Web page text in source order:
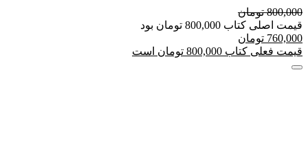
800,000 تومان
قیمت اصلی کتاب 800,000 تومان بود
760,000 تومان
قیمت فعلی کتاب 800,000 تومان است